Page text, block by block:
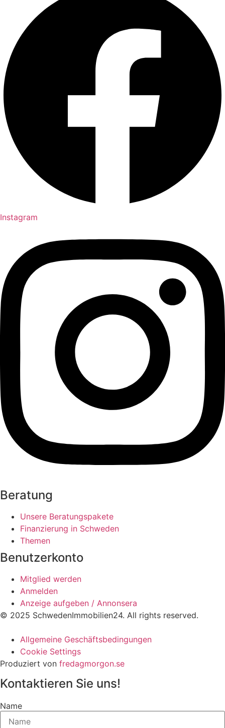
Instagram
Beratung
Unsere Beratungspakete
Finanzierung in Schweden
Themen
Benutzerkonto
Mitglied werden
Anmelden
Anzeige aufgeben / Annonsera
© 2025 SchwedenImmobilien24. All rights reserved.
Allgemeine Geschäftsbedingungen
Cookie Settings
Produziert von fredagmorgon.se
Kontaktieren Sie uns!
Name